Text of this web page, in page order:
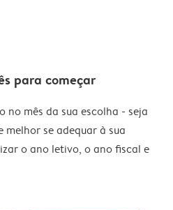
para começar
no mês da sua escolha - seja
melhor se adequar à sua
o ano letivo, o ano fiscal e